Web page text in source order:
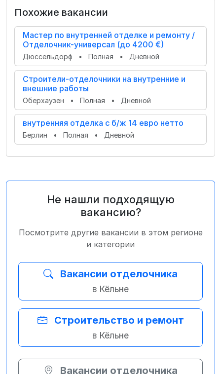
Похожие вакансии
Мастер по внутренней отделке и ремонту /
Отделочник-универсал (до 4200 €)
Дюссельдорф • Полная • Дневной
Строители-отделочники на внутренние и
внешние работы
Оберхаузен • Полная • Дневной
внутренняя отделка с б/ж 14 евро нетто
Берлин • Полная • Дневной
Не нашли подходящую
вакансию?
Посмотрите другие вакансии в этом регионе
и категории
Вакансии отделочника
в Кёльне
Строительство и ремонт
в Кёльне
Вакансии отделочника